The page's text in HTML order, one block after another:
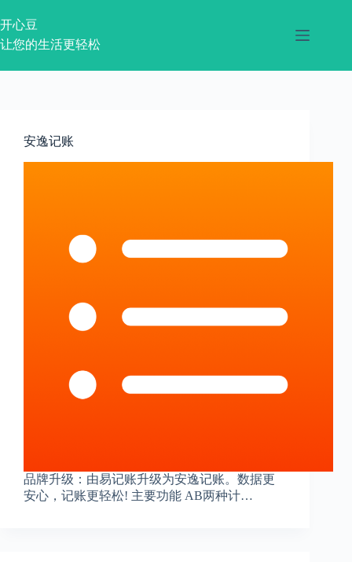
过
内
开心豆
让您的生活更轻松
安逸记账
品牌升级：由易记账升级为安逸记账。数据更
安心，记账更轻松! 主要功能 AB两种计…